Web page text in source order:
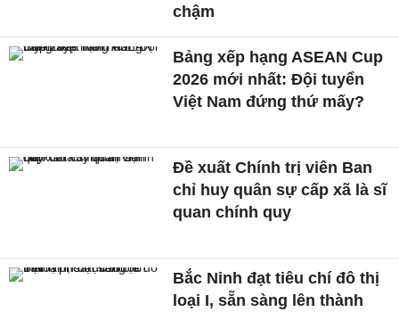
chậm
Bảng xếp hạng ASEAN Cup
2026 mới nhất: Đội tuyển
Việt Nam đứng thứ mấy?
Đề xuất Chính trị viên Ban
chỉ huy quân sự cấp xã là sĩ
quan chính quy
Bắc Ninh đạt tiêu chí đô thị
loại I, sẵn sàng lên thành